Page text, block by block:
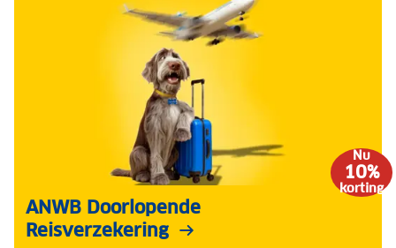
Nu
10%
korting
ANWB Doorlopende
Reisverzekering